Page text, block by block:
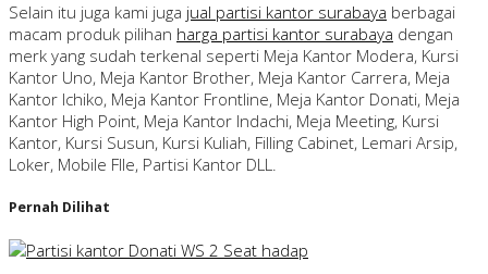
Selain itu juga kami juga jual partisi kantor surabaya berbagai
macam produk pilihan harga partisi kantor surabaya dengan
merk yang sudah terkenal seperti Meja Kantor Modera, Kursi
Kantor Uno, Meja Kantor Brother, Meja Kantor Carrera, Meja
Kantor Ichiko, Meja Kantor Frontline, Meja Kantor Donati, Meja
Kantor High Point, Meja Kantor Indachi, Meja Meeting, Kursi
Kantor, Kursi Susun, Kursi Kuliah, Filling Cabinet, Lemari Arsip,
Loker, Mobile FIle, Partisi Kantor DLL.
Pernah Dilihat